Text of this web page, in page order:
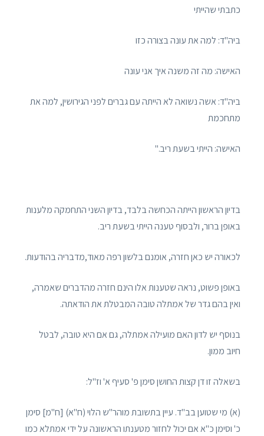
כתבתי שהייתי
ביה"ד: למה את עונה בצורה כזו
האישה: מה זה משנה איך אני עונה
ביה"ד: אשה נשואה לא הייתה עם גברים לפני הגירושין, למה את
מתחכמת
האישה: הייתי בשעת ריב."
בדיון הראשון הייתה הכחשה בלבד, בדיון השני התחמקה מלענות
באופן ברור, ולבסוף טענה הייתי בשעת ריב.
לכאורה יש כאן חזרה, אומנם בלשון רפה מאוד,מדבריה בהודעות.
באופן פשוט, נראה שטענות אלו הינם חזרה מהדברים שאמרה,
ואין בהם גדר של אמתלה טובה המבטלת את הודאתה.
בנוסף יש לדון האם מועילה אמתלה, גם אם היא טובה, לבטל
חיוב ממון.
בשאלה זו דן קצות החושן סימן פ' סעיף א' וז"ל:
(א) מי שטוען בב"ד. עיין בתשובת מוהר"ש הלוי (ח"א) [ח"מ] סימן
כ' וסימן כ"א אם יכול לחזור מטענתו הראשונה על ידי אמתלא כמו